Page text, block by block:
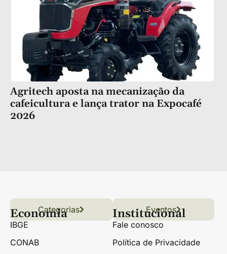
Agritech aposta na mecanização da
cafeicultura e lança trator na Expocafé
2026
Links úteis
Conteúdo Grãos
Florestas Hortifrúti
Categorias Eventos
Economia
IBGE
CONAB
Institucional
Fale conosco
Política de Privacidade